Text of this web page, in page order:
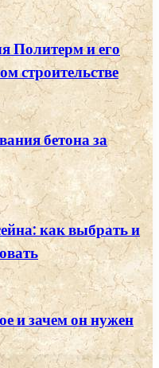
Политерм и его
строительстве
бетона за
как выбрать и
и зачем он нужен